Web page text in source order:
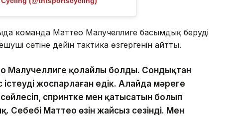
команда Маттео Малучеллиге басымдық беруді
сәтіне дейін тактика өзгергенін айтты.
Малучеллиге қолайлы болды. Сондықтан
жоспарлаған едік. Алайда мәреге
спринтке мен қатысатын болып
Себебі Маттео өзін жайсыз сезінді. Мен